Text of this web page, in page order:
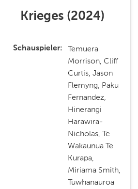
Krieges (2024)
Schauspieler
Temuera
Morrison, Cliff
Curtis, Jason
Flemyng, Paku
Fernandez,
Hinerangi
Harawira-
Nicholas, Te
Wakaunua Te
Kurapa,
Miriama Smith,
Tuwhanauroa